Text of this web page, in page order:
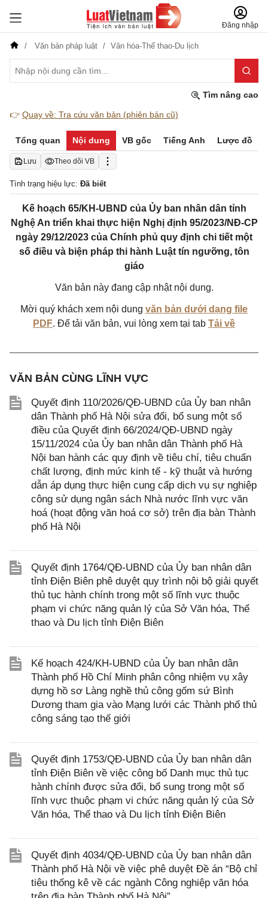
Đăng nhập
Văn bản pháp luật Văn hóa-Thể thao-Du lịch
Tìm nâng cao
👉 Quay về: Tra cứu văn bản (phiên bản cũ)
Tổng quan Nội dung VB gốc Tiếng Anh Lược đồ
Lưu Theo dõi VB
Tình trạng hiệu lực: Đã biết
Kế hoạch 65/KH-UBND của Ủy ban nhân dân tỉnh
Nghệ An triển khai thực hiện Nghị định 95/2023/NĐ-CP
ngày 29/12/2023 của Chính phủ quy định chi tiết một
số điều và biện pháp thi hành Luật tín ngưỡng, tôn
giáo
Văn bản này đang cập nhật nội dung.
Mời quý khách xem nội dung văn bản dưới dạng file
PDF. Để tải văn bản, vui lòng xem tại tab Tải về
VĂN BẢN CÙNG LĨNH VỰC
Quyết định 110/2026/QĐ-UBND của Ủy ban nhân
dân Thành phố Hà Nội sửa đổi, bổ sung một số
điều của Quyết định 66/2024/QĐ-UBND ngày
15/11/2024 của Ủy ban nhân dân Thành phố Hà
Nội ban hành các quy định về tiêu chí, tiêu chuẩn
chất lượng, định mức kinh tế - kỹ thuật và hướng
dẫn áp dụng thực hiện cung cấp dịch vụ sự nghiệp
công sử dụng ngân sách Nhà nước lĩnh vực văn
hoá (hoạt động văn hoá cơ sở) trên địa bàn Thành
phố Hà Nội
Quyết định 1764/QĐ-UBND của Ủy ban nhân dân
tỉnh Điện Biên phê duyệt quy trình nội bộ giải quyết
thủ tục hành chính trong một số lĩnh vực thuộc
phạm vi chức năng quản lý của Sở Văn hóa, Thể
thao và Du lịch tỉnh Điện Biên
Kế hoạch 424/KH-UBND của Ủy ban nhân dân
Thành phố Hồ Chí Minh phân công nhiệm vụ xây
dựng hồ sơ Làng nghề thủ công gốm sứ Bình
Dương tham gia vào Mạng lưới các Thành phố thủ
công sáng tạo thế giới
Quyết định 1753/QĐ-UBND của Ủy ban nhân dân
tỉnh Điện Biên về việc công bố Danh mục thủ tục
hành chính được sửa đổi, bổ sung trong một số
lĩnh vực thuộc phạm vi chức năng quản lý của Sở
Văn hóa, Thể thao và Du lịch tỉnh Điện Biên
Quyết định 4034/QĐ-UBND của Ủy ban nhân dân
Thành phố Hà Nội về việc phê duyệt Đề án “Bộ chỉ
tiêu thống kê về các ngành Công nghiệp văn hóa